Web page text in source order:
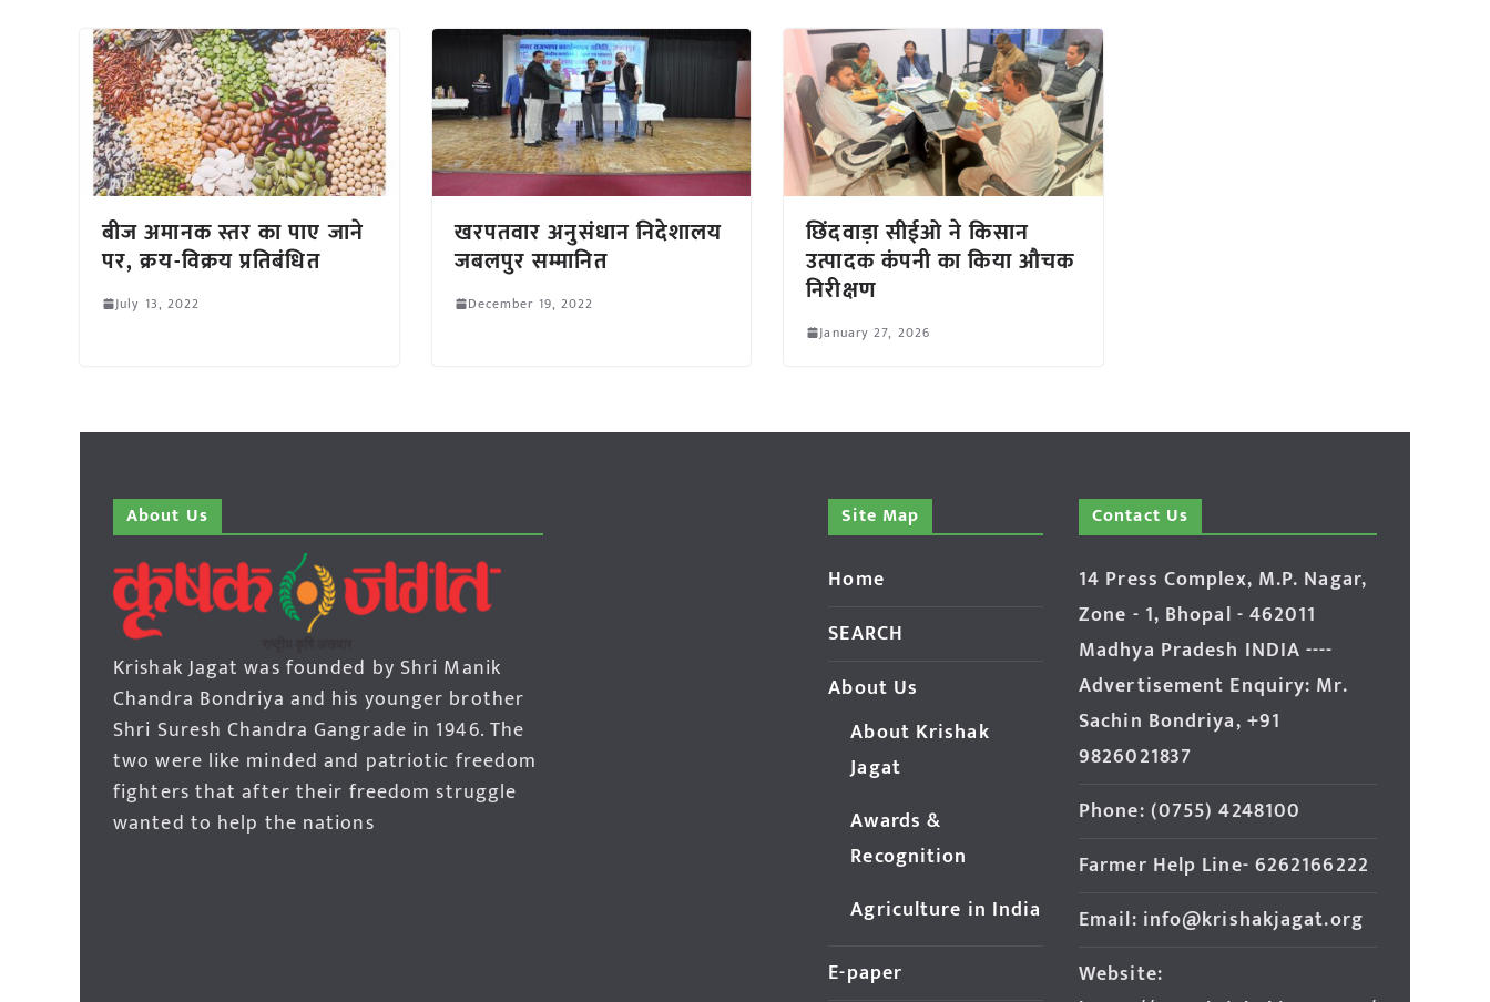
बीज अमानक स्तर का पाए जाने
पर, क्रय-विक्रय प्रतिबंधित
July 13, 2022
खरपतवार अनुसंधान निदेशालय
जबलपुर सम्मानित
December 19, 2022
छिंदवाड़ा सीईओ ने किसान
उत्पादक कंपनी का किया औचक
निरीक्षण
January 27, 2026
About Us
Krishak Jagat was founded by Shri Manik
Chandra Bondriya and his younger brother
Shri Suresh Chandra Gangrade in 1946. The
two were like minded and patriotic freedom
fighters that after their freedom struggle
wanted to help the nations
Site Map
Home
SEARCH
About Us
About Krishak
Jagat
Awards &
Recognition
Agriculture in India
E-paper
Contact Us
14 Press Complex, M.P. Nagar,
Zone - 1, Bhopal - 462011
Madhya Pradesh INDIA ----
Advertisement Enquiry: Mr.
Sachin Bondriya, +91
9826021837
Phone: (0755) 4248100
Farmer Help Line- 6262166222
Email: info@krishakjagat.org
Website: